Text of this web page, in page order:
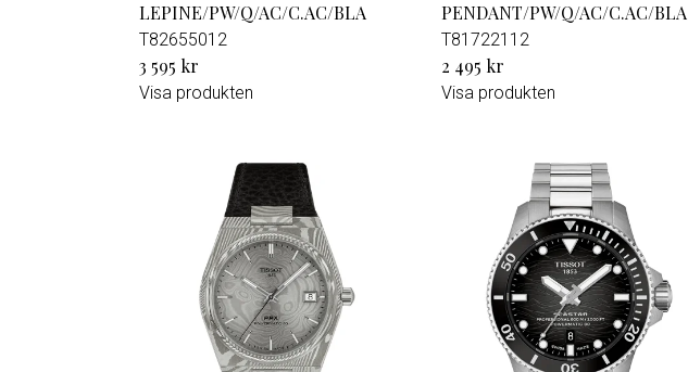
LEPINE/PW/Q/AC/C.AC/BLA
T82655012
3 595 kr
Visa produkten
PENDANT/PW/Q/AC/C.AC/BLA
T81722112
2 495 kr
Visa produkten